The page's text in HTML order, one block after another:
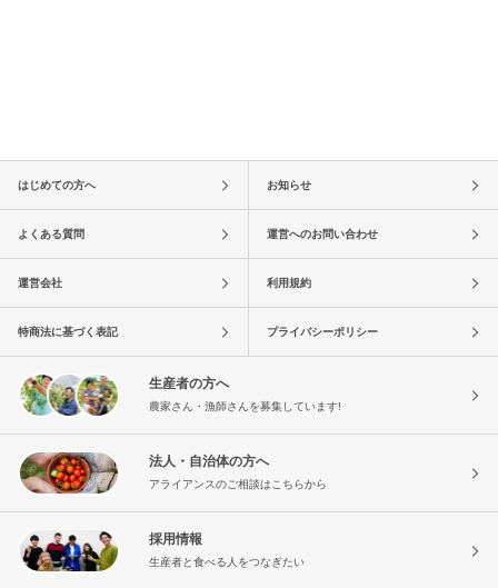
はじめての方へ お知らせ
よくある質問 運営へのお問い合わせ
運営会社 利用規約
特商法に基づく表記 プライバシーポリシー
生産者の方へ
農家さん・漁師さんを募集しています!
法人・自治体の方へ
アライアンスのご相談はこちらから
採用情報
生産者と食べる人をつなぎたい